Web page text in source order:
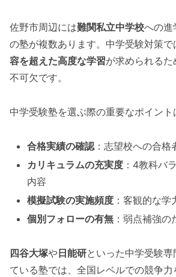
佐野市周辺には難関私立中学校への進
の塾が複数あります。中学受験対策で
容を超えた高度な学習が求められる
不可欠です。
中学受験塾を選ぶ際の重要なポイント
合格実績の確認 ：志望校への合
カリキュラムの充実度 ：4教科バ
内容
模擬試験の実施頻度 ：客観的な
個別フォローの有無 ：弱点補強
四谷大塚や日能研といった中学受験
ている塾では、全国レベルでの競争